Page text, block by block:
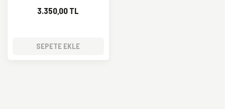
3.350,00 TL
SEPETE EKLE